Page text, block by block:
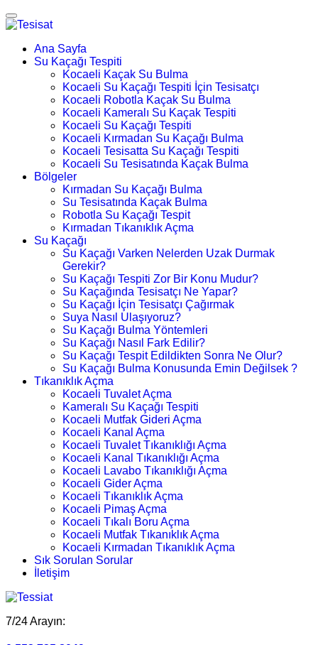
Ana Sayfa
Su Kaçağı Tespiti
Kocaeli Kaçak Su Bulma
Kocaeli Su Kaçağı Tespiti İçin Tesisatçı
Kocaeli Robotla Kaçak Su Bulma
Kocaeli Kameralı Su Kaçak Tespiti
Kocaeli Su Kaçağı Tespiti
Kocaeli Kırmadan Su Kaçağı Bulma
Kocaeli Tesisatta Su Kaçağı Tespiti
Kocaeli Su Tesisatında Kaçak Bulma
Bölgeler
Kırmadan Su Kaçağı Bulma
Su Tesisatında Kaçak Bulma
Robotla Su Kaçağı Tespit
Kırmadan Tıkanıklık Açma
Su Kaçağı
Su Kaçağı Varken Nelerden Uzak Durmak
Gerekir?
Su Kaçağı Tespiti Zor Bir Konu Mudur?
Su Kaçağında Tesisatçı Ne Yapar?
Su Kaçağı İçin Tesisatçı Çağırmak
Suya Nasıl Ulaşıyoruz?
Su Kaçağı Bulma Yöntemleri
Su Kaçağı Nasıl Fark Edilir?
Su Kaçağı Tespit Edildikten Sonra Ne Olur?
Su Kaçağı Bulma Konusunda Emin Değilsek ?
Tıkanıklık Açma
Kocaeli Tuvalet Açma
Kameralı Su Kaçağı Tespiti
Kocaeli Mutfak Gideri Açma
Kocaeli Kanal Açma
Kocaeli Tuvalet Tıkanıklığı Açma
Kocaeli Kanal Tıkanıklığı Açma
Kocaeli Lavabo Tıkanıklığı Açma
Kocaeli Gider Açma
Kocaeli Tıkanıklık Açma
Kocaeli Pimaş Açma
Kocaeli Tıkalı Boru Açma
Kocaeli Mutfak Tıkanıklık Açma
Kocaeli Kırmadan Tıkanıklık Açma
Sık Sorulan Sorular
İletişim
7/24 Arayın: